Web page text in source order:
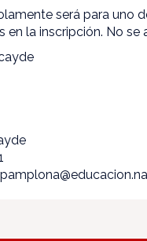
será para uno
en la inscripción. No